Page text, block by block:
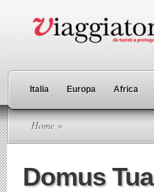
Italia Europa Africa
Home »
Domus Tua